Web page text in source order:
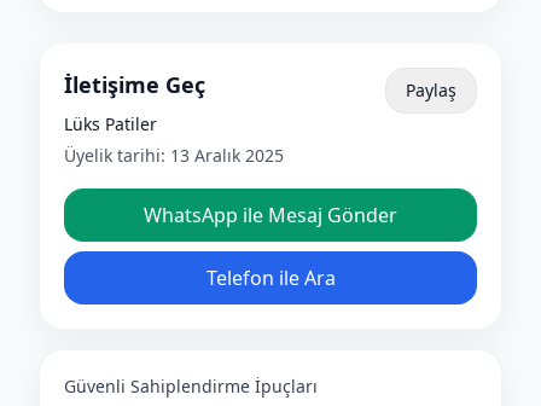
İletişime Geç
Lüks Patiler
Üyelik tarihi: 13 Aralık 2025
Paylaş
WhatsApp ile Mesaj Gönder
Telefon ile Ara
Güvenli Sahiplendirme İpuçları